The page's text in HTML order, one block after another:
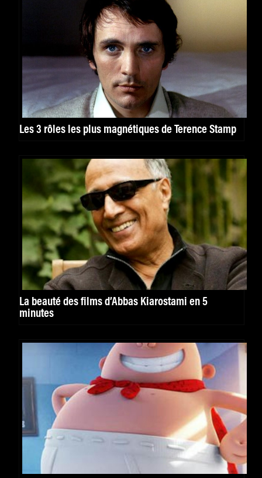
Les 3 rôles les plus magnétiques de Terence Stamp
La beauté des films d’Abbas Kiarostami en 5
minutes